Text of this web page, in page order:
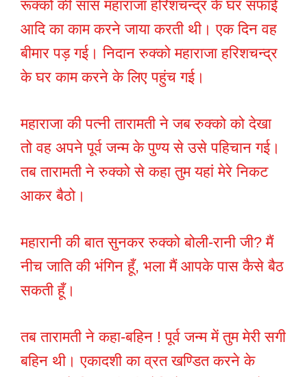
रूक्को की सास महाराजा हरिशचन्द्र के घर सफाई
आदि का काम करने जाया करती थी। एक दिन वह
बीमार पड़ गई। निदान रुक्को महाराजा हरिशचन्द्र
के घर काम करने के लिए पहुंच गई।
महाराजा की पत्नी तारामती ने जब रुक्को को देखा
तो वह अपने पूर्व जन्म के पुण्य से उसे पहिचान गई।
तब तारामती ने रुक्को से कहा तुम यहां मेरे निकट
आकर बैठो।
महारानी की बात सुनकर रुक्को बोली-रानी जी? मैं
नीच जाति की भंगिन हूँ, भला मैं आपके पास कैसे बैठ
सकती हूँ।
तब तारामती ने कहा-बहिन ! पूर्व जन्म में तुम मेरी सगी
बहिन थी। एकादशी का व्रत खण्डित करने के